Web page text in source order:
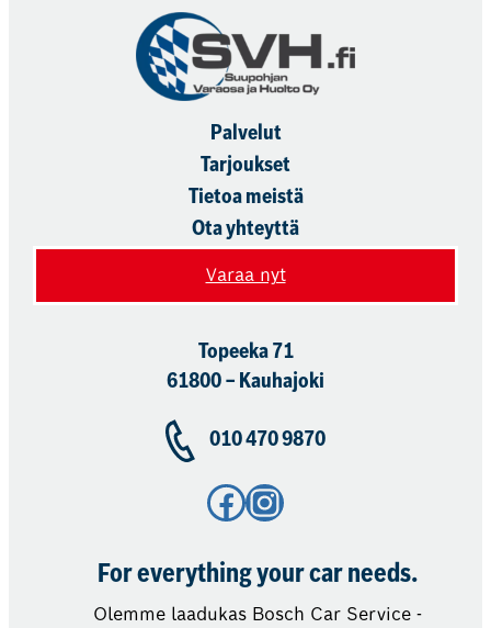
Palvelut
Tarjoukset
Tietoa meistä
Ota yhteyttä
Varaa nyt
Topeeka 71
61800 – Kauhajoki
010 470 9870
Facebook Instagram
For everything your car needs.
Olemme laadukas Bosch Car Service -